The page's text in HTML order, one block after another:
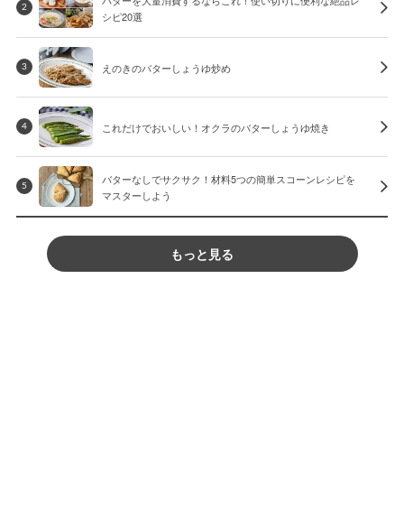
2
シピ20選
3 えのきのバターしょうゆ炒め
4 これだけでおいしい！オクラのバターしょうゆ焼き
5
バターなしでサクサク！材料5つの簡単スコーンレシピを
マスターしよう
もっと見る